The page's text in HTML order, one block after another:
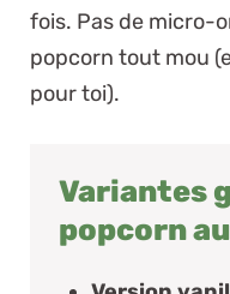
fois. Pas de micro-
popcorn tout mou
pour toi).
Variantes
popcorn